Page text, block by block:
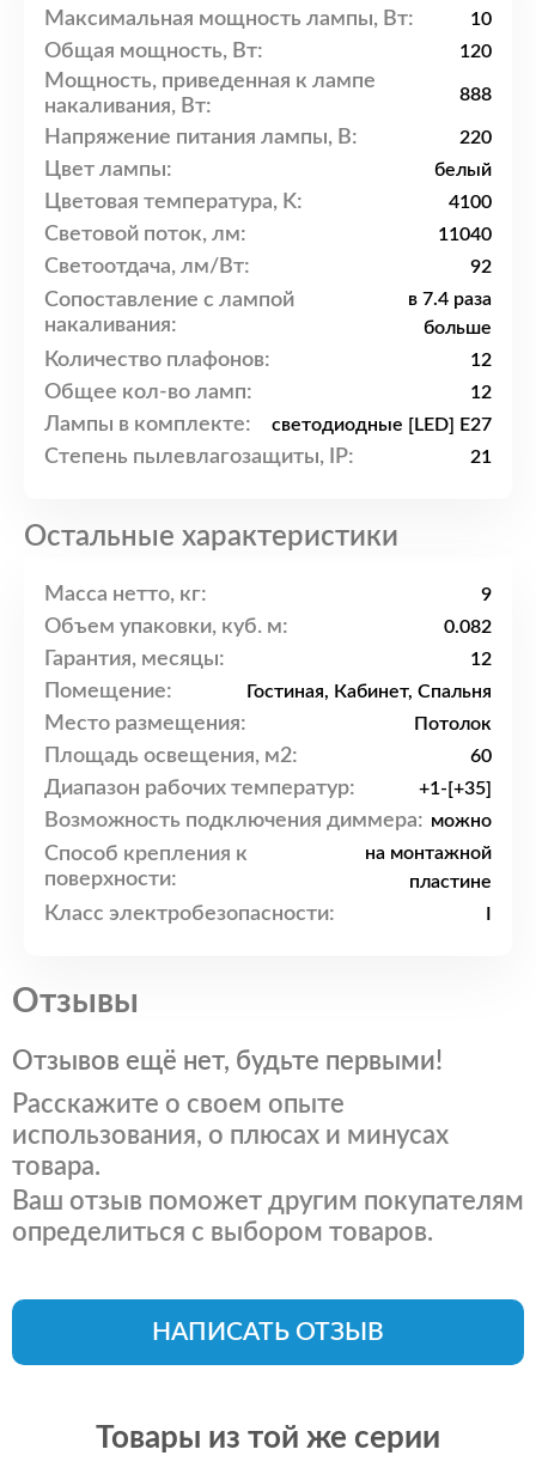
Максимальная мощность лампы, Вт: 10
Общая мощность, Вт: 120
Мощность, приведенная к лампе
накаливания, Вт:
888
Напряжение питания лампы, В: 220
Цвет лампы: белый
Цветовая температура, K: 4100
Световой поток, лм: 11040
Светоотдача, лм/Вт: 92
Сопоставление с лампой
накаливания:
в 7.4 раза
больше
Количество плафонов: 12
Общее кол-во ламп: 12
Лампы в комплекте: светодиодные [LED] E27
Степень пылевлагозащиты, IP: 21
Остальные характеристики
Масса нетто, кг: 9
Объем упаковки, куб. м: 0.082
Гарантия, месяцы: 12
Помещение: Гостиная, Кабинет, Спальня
Место размещения: Потолок
Площадь освещения, м2: 60
Диапазон рабочих температур: +1-[+35]
Возможность подключения диммера: можно
Способ крепления к
поверхности:
на монтажной
пластине
Класс электробезопасности:
Отзывы
Отзывов ещё нет, будьте первыми!
Расскажите о своем опыте
использования, о плюсах и минусах
товара.
Ваш отзыв поможет другим покупателям
определиться с выбором товаров.
НАПИСАТЬ ОТЗЫВ
Товары из той же серии